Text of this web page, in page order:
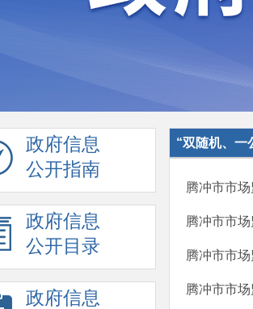
政府信息
公开指南
政府信息
公开目录
政府信息
“双随机、一
腾冲市市
腾冲市市
腾冲市市
腾冲市市